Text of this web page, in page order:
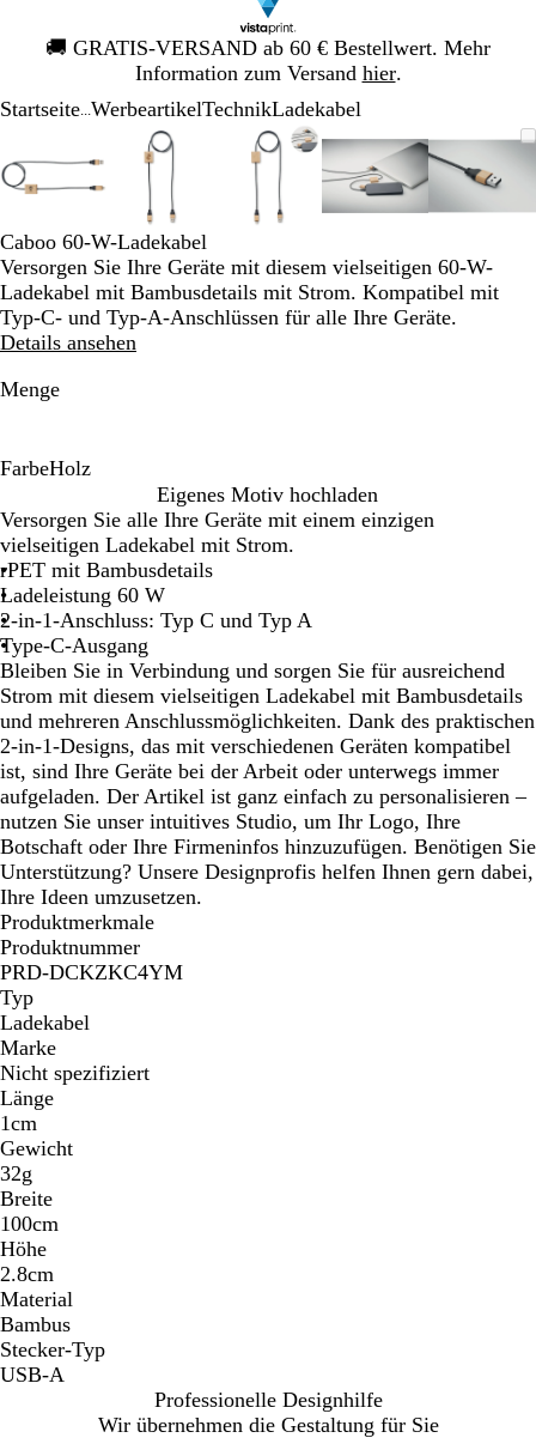
🚚 GRATIS-VERSAND ab 60 € Bestellwert. Mehr
Information zum Versand hier.
Galeriebild
1
Startseite WerbeartikelTechnikLadekabel
Vergrößer-/verkleinerbares
Bild
auf
Minimum
zum
Vergrößern
Sie
die
+
und
-
zum
Zoomen
und
die
Schwenken.
Vergrößer-/verkleinerbares
Bild
Zoom
auf
Minimum
Klicken
zum
Vergrößern
Verwenden
Sie
die
Tasten
+
und
-
zum
Vergrößer-/verkleinerbares
Bild
Zoom
auf
Minimum
Klicken
zum
Vergrößern
Verwenden
Sie
die
Tasten
und
-
zum
Vergrößer-/
Bild
Zoom
auf
Minimum
Klicken
zum
Vergrößern
Verwenden
Sie
die
Tasten
und
-
zum
Zoom
die
Tasten
und
-
1
von
Caboo 60-W-Ladekabel
Versorgen Sie Ihre Geräte mit diesem vielseitigen 60-W-
Ladekabel mit Bambusdetails mit Strom. Kompatibel mit
Typ-C- und Typ-A-Anschlüssen für alle Ihre Geräte.
Details ansehen
Menge
FarbeHolz
o
l
z
Eigenes Motiv hochladen
Versorgen Sie alle Ihre Geräte mit einem einzigen
vielseitigen Ladekabel mit Strom.
rPET mit Bambusdetails
Ladeleistung 60 W
2-in-1-Anschluss: Typ C und Typ A
Type-C-Ausgang
Bleiben Sie in Verbindung und sorgen Sie für ausreichend
Strom mit diesem vielseitigen Ladekabel mit Bambusdetails
und mehreren Anschlussmöglichkeiten. Dank des praktischen
2-in-1-Designs, das mit verschiedenen Geräten kompatibel
ist, sind Ihre Geräte bei der Arbeit oder unterwegs immer
aufgeladen. Der Artikel ist ganz einfach zu personalisieren –
nutzen Sie unser intuitives Studio, um Ihr Logo, Ihre
Botschaft oder Ihre Firmeninfos hinzuzufügen. Benötigen Sie
Unterstützung? Unsere Designprofis helfen Ihnen gern dabei,
Ihre Ideen umzusetzen.
Produktmerkmale
Produktnummer
PRD-DCKZKC4YM
Typ
Ladekabel
Marke
Nicht spezifiziert
Länge
1cm
Gewicht
32g
Breite
100cm
Höhe
2.8cm
Material
Bambus
Stecker-Typ
USB-A
Professionelle Designhilfe
Wir übernehmen die Gestaltung für Sie